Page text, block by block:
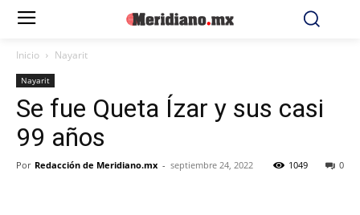
Inicio Nayarit
Nayarit
Se fue Queta Ízar y sus casi
99 años
Por Redacción de Meridiano.mx - septiembre 24, 2022 0
1049